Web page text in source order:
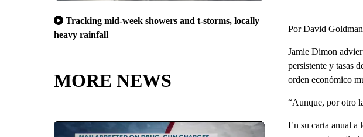
Tracking mid-week showers and t-storms, locally
heavy rainfall
MORE NEWS
Por David
Jamie Dimon
persistente y tasas
orden económico
“Aunque, por otro
En su carta anual a